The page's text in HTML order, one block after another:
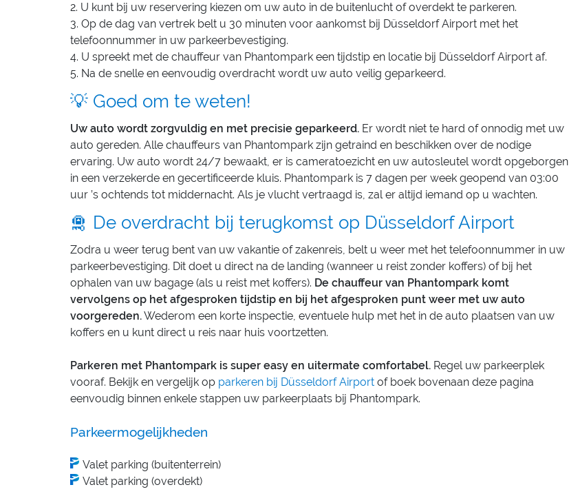
2. U kunt bij uw reservering kiezen om uw auto in de buitenlucht of overdekt te parkeren.
3. Op de dag van vertrek belt u 30 minuten voor aankomst bij Düsseldorf Airport met het
telefoonnummer in uw parkeerbevestiging.
4. U spreekt met de chauffeur van Phantompark een tijdstip en locatie bij Düsseldorf Airport af.
5. Na de snelle en eenvoudig overdracht wordt uw auto veilig geparkeerd.
💡 Goed om te weten!
Uw auto wordt zorgvuldig en met precisie geparkeerd. Er wordt niet te hard of onnodig met uw
auto gereden. Alle chauffeurs van Phantompark zijn getraind en beschikken over de nodige
ervaring. Uw auto wordt 24/7 bewaakt, er is cameratoezicht en uw autosleutel wordt opgeborgen
in een verzekerde en gecertificeerde kluis. Phantompark is 7 dagen per week geopend van 03:00
uur ’s ochtends tot middernacht. Als je vlucht vertraagd is, zal er altijd iemand op u wachten.
🛅 De overdracht bij terugkomst op Düsseldorf Airport
Zodra u weer terug bent van uw vakantie of zakenreis, belt u weer met het telefoonnummer in uw
parkeerbevestiging. Dit doet u direct na de landing (wanneer u reist zonder koffers) of bij het
ophalen van uw bagage (als u reist met koffers). De chauffeur van Phantompark komt
vervolgens op het afgesproken tijdstip en bij het afgesproken punt weer met uw auto
voorgereden.Wederom een korte inspectie, eventuele hulp met het in de auto plaatsen van uw
koffers en u kunt direct u reis naar huis voortzetten.
Parkeren met Phantompark is super easy en uitermate comfortabel. Regel uw parkeerplek
vooraf. Bekijk en vergelijk op parkeren bij Düsseldorf Airport of boek bovenaan deze pagina
eenvoudig binnen enkele stappen uw parkeerplaats bij Phantompark.
Parkeermogelijkheden
Valet parking (buitenterrein)
Valet parking (overdekt)